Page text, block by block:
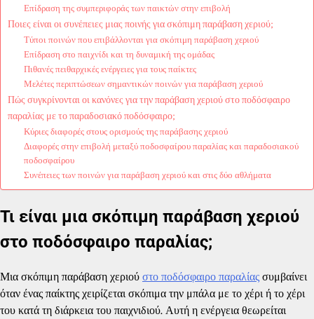
Επίδραση της συμπεριφοράς των παικτών στην επιβολή
Ποιες είναι οι συνέπειες μιας ποινής για σκόπιμη παράβαση χεριού;
Τύποι ποινών που επιβάλλονται για σκόπιμη παράβαση χεριού
Επίδραση στο παιχνίδι και τη δυναμική της ομάδας
Πιθανές πειθαρχικές ενέργειες για τους παίκτες
Μελέτες περιπτώσεων σημαντικών ποινών για παράβαση χεριού
Πώς συγκρίνονται οι κανόνες για την παράβαση χεριού στο ποδόσφαιρο
παραλίας με το παραδοσιακό ποδόσφαιρο;
Κύριες διαφορές στους ορισμούς της παράβασης χεριού
Διαφορές στην επιβολή μεταξύ ποδοσφαίρου παραλίας και παραδοσιακού
ποδοσφαίρου
Συνέπειες των ποινών για παράβαση χεριού και στις δύο αθλήματα
Τι είναι μια σκόπιμη παράβαση χεριού
στο ποδόσφαιρο παραλίας;
Μια σκόπιμη παράβαση χεριού στο ποδόσφαιρο παραλίας συμβαίνει
όταν ένας παίκτης χειρίζεται σκόπιμα την μπάλα με το χέρι ή το χέρι
του κατά τη διάρκεια του παιχνιδιού. Αυτή η ενέργεια θεωρείται